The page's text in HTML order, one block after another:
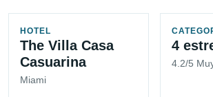
HOTEL
The Villa Casa
Casuarina
Miami
4
4.2/5